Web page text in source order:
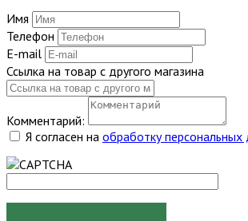
Имя
Телефон
E-mail
Ссылка на товар с другого магазина
Комментарий:
Я согласен на обработку персональных